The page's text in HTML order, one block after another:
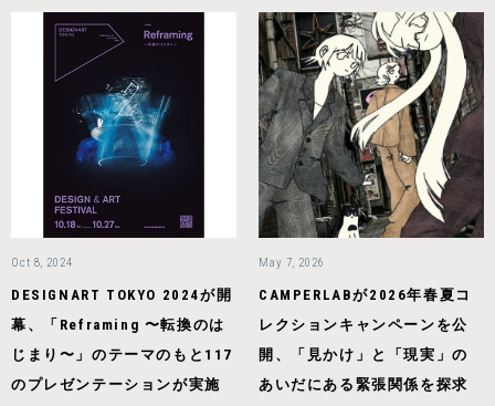
Oct 8, 2024
DESIGNART TOKYO 2024が開
幕、「Reframing 〜転換のは
じまり〜」のテーマのもと117
のプレゼンテーションが実施
May 7, 2026
CAMPERLABが2026年春夏コ
レクションキャンペーンを公
開、「見かけ」と「現実」の
あいだにある緊張関係を探求